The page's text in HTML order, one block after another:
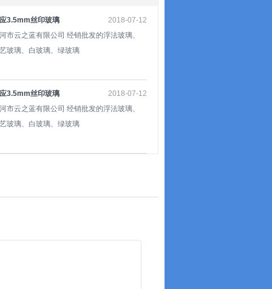
3.5mm丝印玻璃
市云之蓝有限公司 经销批发的浮法玻璃、
玻璃、白玻璃、绿玻璃
2018-07-12
3.5mm丝印玻璃
市云之蓝有限公司 经销批发的浮法玻璃、
玻璃、白玻璃、绿玻璃
2018-07-12